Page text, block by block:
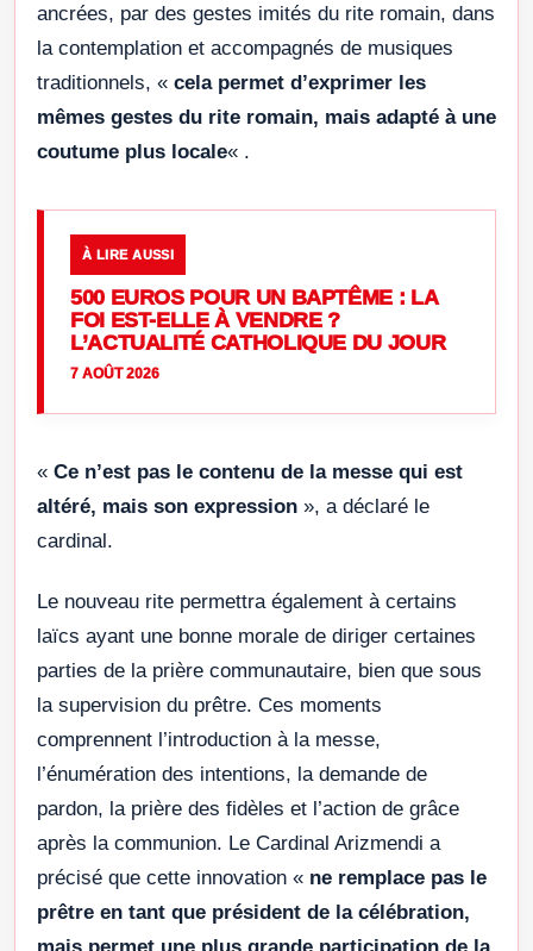
ancrées, par des gestes imités du rite romain, dans
la contemplation et accompagnés de musiques
traditionnels, « cela permet d’exprimer les
mêmes gestes du rite romain, mais adapté à une
coutume plus locale« .
À LIRE AUSSI
500 EUROS POUR UN BAPTÊME : LA
FOI EST-ELLE À VENDRE ?
L’ACTUALITÉ CATHOLIQUE DU JOUR
7 AOÛT 2026
« Ce n’est pas le contenu de la messe qui est
altéré, mais son expression », a déclaré le
cardinal.
Le nouveau rite permettra également à certains
laïcs ayant une bonne morale de diriger certaines
parties de la prière communautaire, bien que sous
la supervision du prêtre. Ces moments
comprennent l’introduction à la messe,
l’énumération des intentions, la demande de
pardon, la prière des fidèles et l’action de grâce
après la communion. Le Cardinal Arizmendi a
précisé que cette innovation « ne remplace pas le
prêtre en tant que président de la célébration,
mais permet une plus grande participation de la